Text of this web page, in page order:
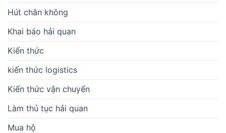
Hút chân không
Khai báo hải quan
Kiến thức
kiến thức logistics
Kiến thức vận chuyển
Làm thủ tục hải quan
Mua hộ